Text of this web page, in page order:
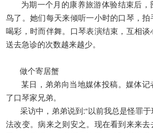
为期一个月的康养旅游体验结束后，
鸟了。她们每天来倾听一小时的口琴，拍
喝彩，时而伴舞。口琴表演结束，互相
送去急诊的次数越来越少。
做个寄居蟹
某日，弟弟向当地媒体投稿。媒体记
了口琴家兄弟。
采访中，弟弟说到:“以前我总是怪罪于
法改变。病来之则安之。现在看到来来